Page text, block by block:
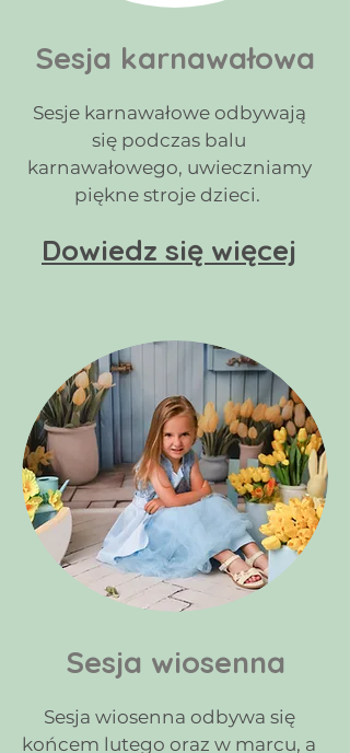
Sesja karnawałowa
Sesje karnawałowe odbywają
się podczas balu
karnawałowego, uwieczniamy
piękne stroje dzieci.
Dowiedz się więcej
Sesja wiosenna
Sesja wiosenna odbywa się
końcem lutego oraz w marcu, a